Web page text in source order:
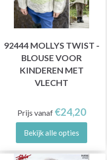
92444 MOLLYS TWIST -
BLOUSE VOOR
KINDEREN MET
VLECHT
Prijs vanaf €24,20
Bekijk alle opties